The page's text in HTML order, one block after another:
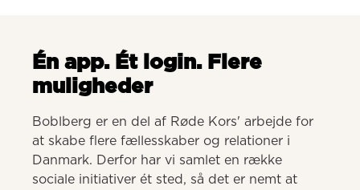
Én app. Ét login. Flere
muligheder
Boblberg er en del af Røde Kors' arbejde for
at skabe flere fællesskaber og relationer i
Danmark. Derfor har vi samlet en række
sociale initiativer ét sted, så det er nemt at